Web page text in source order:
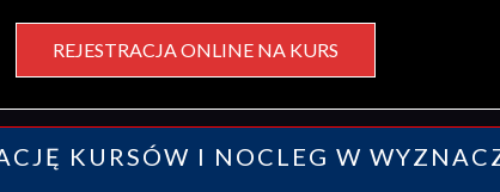
REJESTRACJA ONLINE NA KURS
KURSÓW I NOCLEG W